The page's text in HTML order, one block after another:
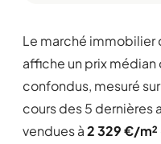
Le marché
affiche un prix médian
confondus, mesuré sur
cours des 5 dernières
vendues à2 329 €/m²